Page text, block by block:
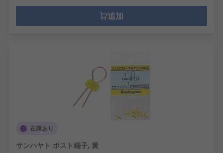
追加
在庫あり
サンハヤト ポスト端子, 黄